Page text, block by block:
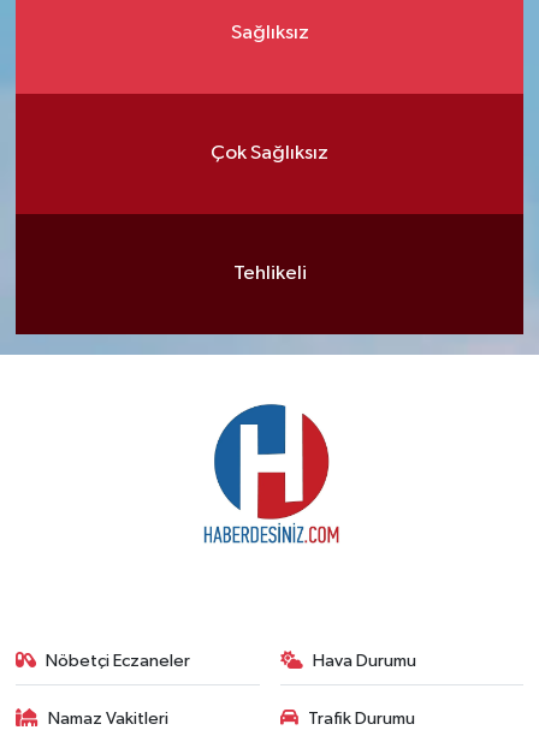
Sağlıksız
Çok Sağlıksız
Tehlikeli
Nöbetçi Eczaneler Hava Durumu
Namaz Vakitleri Trafik Durumu